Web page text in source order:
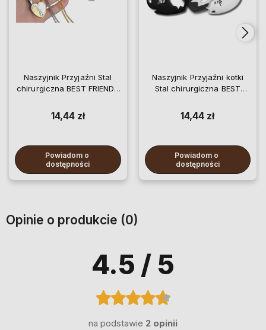
Naszyjnik Przyjaźni Stal
chirurgiczna BEST FRIENDS
14,44 zł
Powiadom o
dostępności
Naszyjnik Przyjaźni kotki
Stal chirurgiczna BEST
14,44 zł
Powiadom o
dostępności
Opinie o produkcie (0)
4.5 / 5
na podstawie 2 opinii